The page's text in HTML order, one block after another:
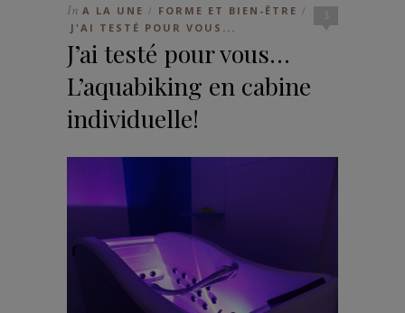
3
In A LA UNE / FORME ET BIEN-ÊTRE /
J'AI TESTÉ POUR VOUS...
J’ai testé pour vous…
L’aquabiking en cabine
individuelle!